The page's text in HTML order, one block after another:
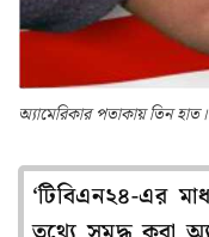
অ্যামেরিকার পতাকায় তিন
‘টিবিএন২৪-এর